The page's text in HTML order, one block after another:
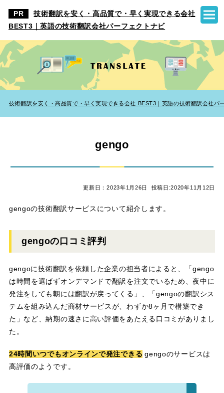
技術翻訳を安く・高品質で・早く実現できる会社
BEST3｜英語の技術翻訳会社パーフェクトナビ
技術翻訳を安く・高品質で・早く実現できる会社 BEST3｜英語の技術翻訳会社パ
gengo
更新日：2023年1月26日 投稿日:2020年11月12日
gengoの技術翻訳サービスについて紹介します。
gengoの口コミ評判
gengoに技術翻訳を依頼した企業の担当者によると、「gengo
は時間を選ばずオンデマンドで翻訳を注文でいるため、夜中に
発注をしても朝には翻訳が戻ってくる」、「gengoの翻訳シス
テムを組み込んだ商材サービスが、わずか8ヶ月で構築でき
た」など、納期の速さに高い評価をあたえる口コミがありまし
た。
24時間いつでもオンラインで発注できる gengoのサービスは
高評価のようです。